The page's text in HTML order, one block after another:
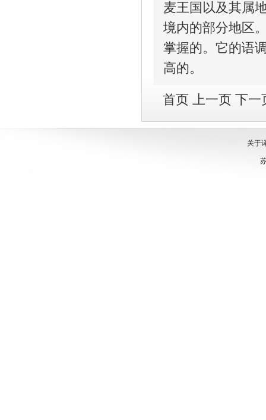
麦王国以及其属
境内的部分地区
掌握的。它的语
高的。
首页 上一页 下一
关于